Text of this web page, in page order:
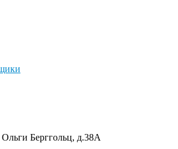
Берггольц, д.38А